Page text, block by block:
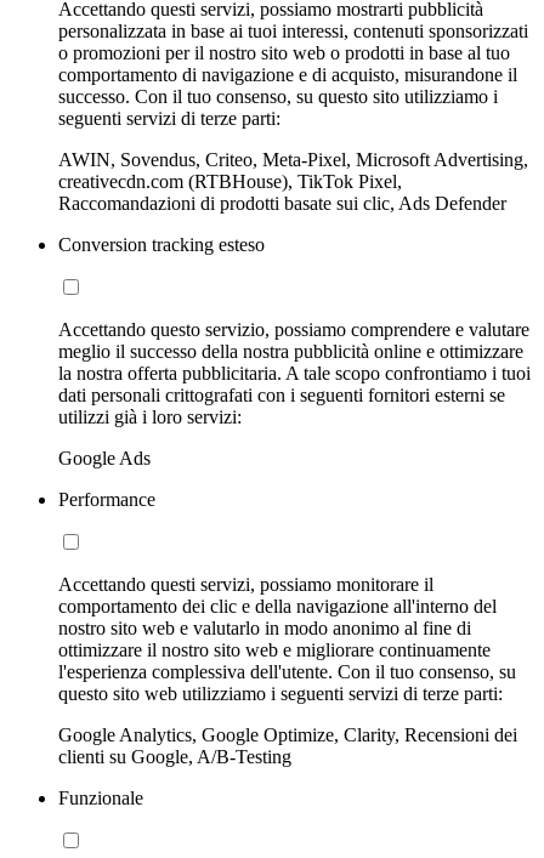
Accettando questi servizi, possiamo mostrarti pubblicità
personalizzata in base ai tuoi interessi, contenuti sponsorizzati
o promozioni per il nostro sito web o prodotti in base al tuo
comportamento di navigazione e di acquisto, misurandone il
successo. Con il tuo consenso, su questo sito utilizziamo i
seguenti servizi di terze parti:
AWIN, Sovendus, Criteo, Meta-Pixel, Microsoft Advertising,
creativecdn.com (RTBHouse), TikTok Pixel,
Raccomandazioni di prodotti basate sui clic, Ads Defender
Conversion tracking esteso
Accettando questo servizio, possiamo comprendere e valutare
meglio il successo della nostra pubblicità online e ottimizzare
la nostra offerta pubblicitaria. A tale scopo confrontiamo i tuoi
dati personali crittografati con i seguenti fornitori esterni se
utilizzi già i loro servizi:
Google Ads
Performance
Accettando questi servizi, possiamo monitorare il
comportamento dei clic e della navigazione all'interno del
nostro sito web e valutarlo in modo anonimo al fine di
ottimizzare il nostro sito web e migliorare continuamente
l'esperienza complessiva dell'utente. Con il tuo consenso, su
questo sito web utilizziamo i seguenti servizi di terze parti:
Google Analytics, Google Optimize, Clarity, Recensioni dei
clienti su Google, A/B-Testing
Funzionale